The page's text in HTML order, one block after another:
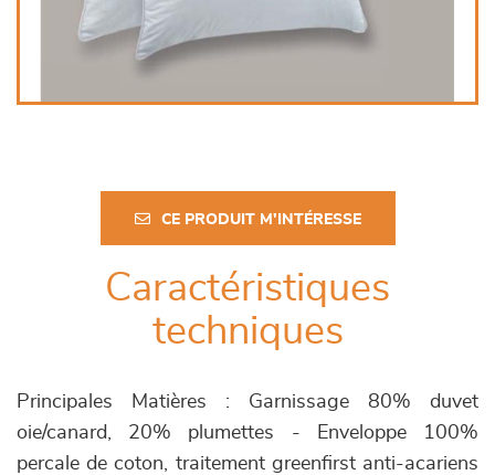
CE PRODUIT M'INTÉRESSE
Caractéristiques
techniques
Principales Matières : Garnissage 80% duvet
oie/canard, 20% plumettes - Enveloppe 100%
percale de coton, traitement greenfirst anti-acariens